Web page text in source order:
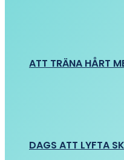
ATT TRÄNA HÅRT
DAGS ATT LYFTA